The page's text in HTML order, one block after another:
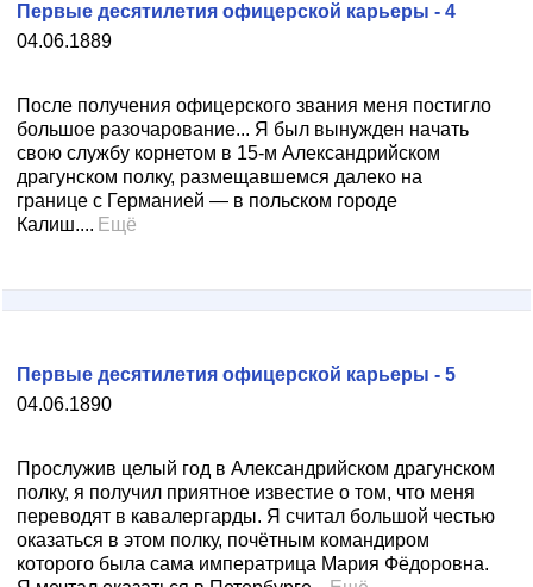
04.06.1889
Первые десятилетия офицерской карьеры - 4
После получения офицерского звания меня постигло
большое разочарование... Я был вынужден начать
свою службу корнетом в 15-м Александрийском
драгунском полку, размещавшемся далеко на
границе с Германией — в польском городе
Калиш.... Ещё
04.06.1890
Первые десятилетия офицерской карьеры - 5
Прослужив целый год в Александрийском драгунском
полку, я получил приятное известие о том, что меня
переводят в кавалергарды. Я считал большой честью
оказаться в этом полку, почётным командиром
которого была сама императрица Мария Фёдоровна.